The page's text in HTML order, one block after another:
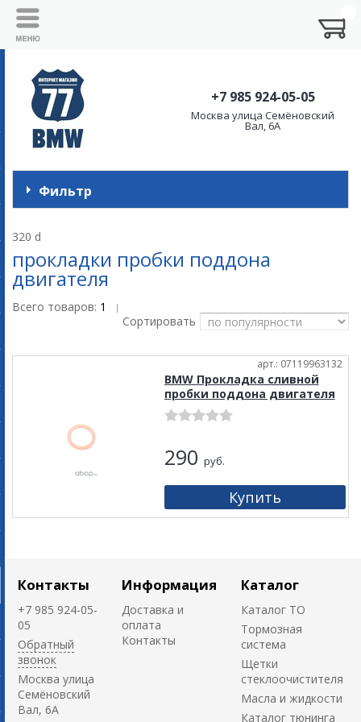
+7 985 924-05-05
Москва улица Семёновский
Вал, 6А
Фильтр
320 d
прокладки пробки поддона
двигателя
Всего товаров: 1 |
Сортировать
арт.: 07119963132
BMW Прокладка сливной
пробки поддона двигателя
290 руб.
Контакты
+7 985 924-05-
05
Обратный
звонок
Москва улица
Семёновский
Вал, 6А
Информация
Доставка и
оплата
Контакты
Каталог
Каталог ТО
Тормозная
система
Щетки
стеклоочистителя
Масла и жидкости
Каталог тюнинга